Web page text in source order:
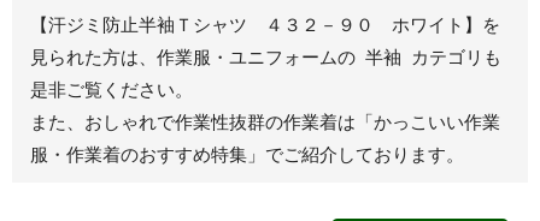
春夏半袖
ジャンパー
秋冬長袖
春夏半袖
スモック
【汗ジミ防止半袖Ｔシャツ ４３２－９０ ホワイト】を
見られた方は、作業服・ユニフォームの 半袖 カテゴリも
是非ご覧ください。
また、おしゃれで作業性抜群の作業着は 「かっこいい作業
服・作業着のおすすめ特集」 でご紹介しております。